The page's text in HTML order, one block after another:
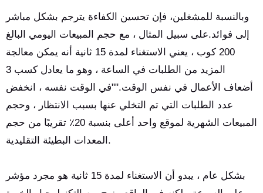
وبالنسبة للمشغلين، فإن تحسين الكفاءة يترجم بشكل مباشر
إلى فوائد.على سبيل المثال ، مع حجم المبيعات اليومي البالغ
200 كوب ، يعني الاستغناء لمدة 15 ثانية أنه يمكن معالجة
المزيد من الطلبات في الساعة ، وهو ما يعادل كسب 3
أضعاف الأعمال في نفس الوقت.""في الوقت نفسه ، انخفض
عدد الطلبات التي تم التخلي عنها بسبب الانتظار ، وحجم
المبيعات الشهرية لموقع واحد أعلى بنسبة 20٪ تقريبًا من حجم
المعدات البطيئة التقليدية.
بشكل عام ، يبدو أن الاستغناء لمدة 15 ثانية هو مجرد مؤشر